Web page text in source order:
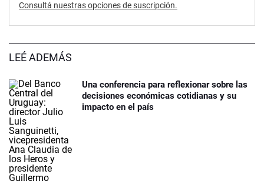
Consultá nuestras opciones de suscripción.
LEÉ ADEMÁS
Una conferencia para reflexionar sobre las
decisiones económicas cotidianas y su
impacto en el país